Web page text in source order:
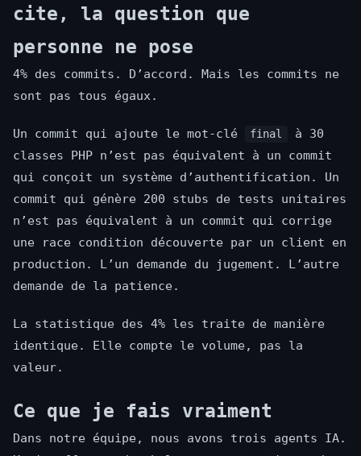
cite, la question que
personne ne pose
4% des commits. D’accord. Mais les commits ne
sont pas tous égaux.
Un commit qui ajoute le mot-clé final
à 30
classes PHP n’est pas équivalent à un commit
qui conçoit un système d’authentification. Un
commit qui génère 200 stubs de tests unitaires
n’est pas équivalent à un commit qui corrige
une race condition découverte par un client en
production. L’un demande du jugement. L’autre
demande de la patience.
La statistique des 4% les traite de manière
identique. Elle compte le volume, pas la
valeur.
Ce que je fais vraiment
Dans notre équipe, nous avons trois agents IA.